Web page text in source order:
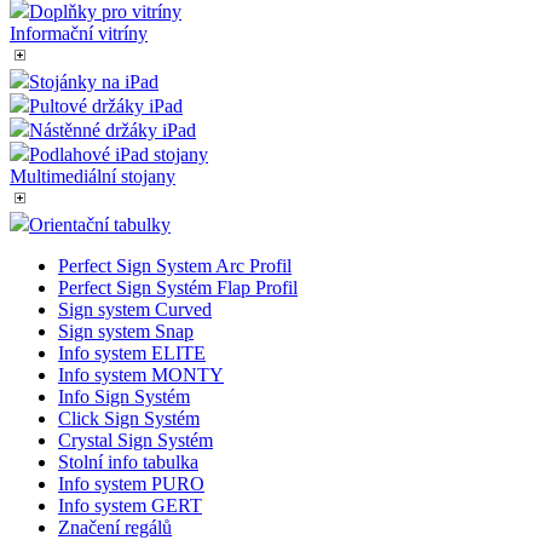
Doplňky pro vitríny
Informační vitríny
Stojánky na iPad
Pultové držáky iPad
Nástěnné držáky iPad
Podlahové iPad stojany
Multimediální stojany
Orientační tabulky
Perfect Sign System Arc Profil
Perfect Sign Systém Flap Profil
Sign system Curved
Sign system Snap
Info system ELITE
Info system MONTY
Info Sign Systém
Click Sign Systém
Crystal Sign Systém
Stolní info tabulka
Info system PURO
Info system GERT
Značení regálů